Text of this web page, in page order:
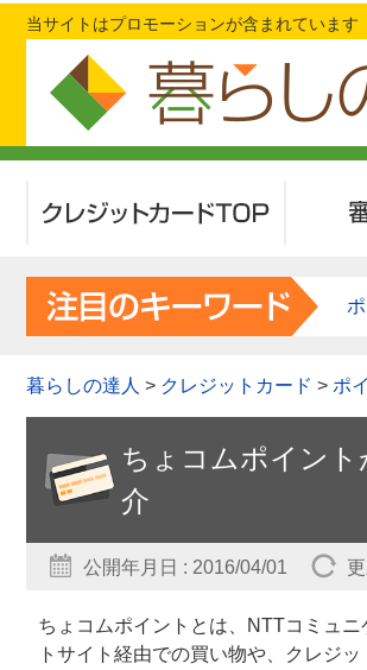
当サイトはプロモーションが含まれています
暮らしの達人 > クレジットカード > ポ
ちょコムポイン
介
公開年月日 : 2016/04/01
ちょコムポイントとは、NTTコミュ
トサイト経由での買い物や、クレジ